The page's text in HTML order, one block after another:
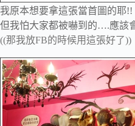
我原本想要拿這張當首圖的耶!!
但我怕大家都被嚇到的….應該
((那我放FB的時候用這張好了))